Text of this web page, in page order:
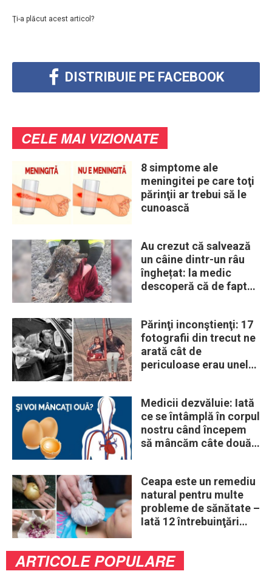
Ţi-a plăcut acest articol?
DISTRIBUIE PE FACEBOOK
CELE MAI VIZIONATE
8 simptome ale
meningitei pe care toţi
părinţii ar trebui să le
cunoască
Au crezut că salvează
un câine dintr-un râu
înghețat: la medic
descoperă că de fapt
Părinţi inconştienţi: 17
fotografii din trecut ne
arată cât de
periculoase erau unele
Medicii dezvăluie: Iată
ce se întâmplă în corpul
nostru când începem
să mâncăm câte două
Ceapa este un remediu
natural pentru multe
probleme de sănătate –
Iată 12 întrebuinţări
ARTICOLE POPULARE